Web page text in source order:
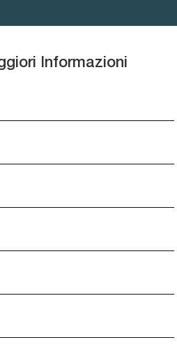
Informazioni